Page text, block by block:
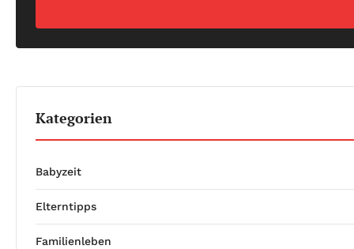
Kategorien
Babyzeit
Elterntipps
Familienleben